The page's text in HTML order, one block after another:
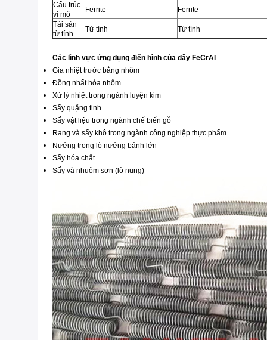
Cấu trúc
vi mô
Ferrite Ferrite
Tài sản
từ tính
Từ tính Từ tính
Các lĩnh vực ứng dụng điển hình của dây FeCrAl
Gia nhiệt trước bằng nhôm
Đồng nhất hóa nhôm
Xử lý nhiệt trong ngành luyện kim
Sấy quặng tinh
Sấy vật liệu trong ngành chế biến gỗ
Rang và sấy khô trong ngành công nghiệp thực phẩm
Nướng trong lò nướng bánh lớn
Sấy hóa chất
Sấy và nhuộm sơn (lò nung)